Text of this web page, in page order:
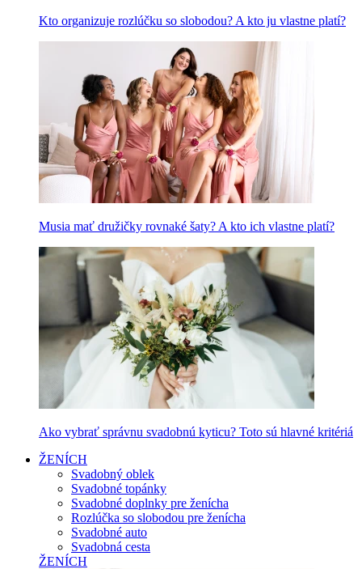
Kto organizuje rozlúčku so slobodou? A kto ju vlastne platí?
Musia mať družičky rovnaké šaty? A kto ich vlastne platí?
Ako vybrať správnu svadobnú kyticu? Toto sú hlavné kritériá
ŽENÍCH
Svadobný oblek
Svadobné topánky
Svadobné doplnky pre ženícha
Rozlúčka so slobodou pre ženícha
Svadobné auto
Svadobná cesta
ŽENÍCH